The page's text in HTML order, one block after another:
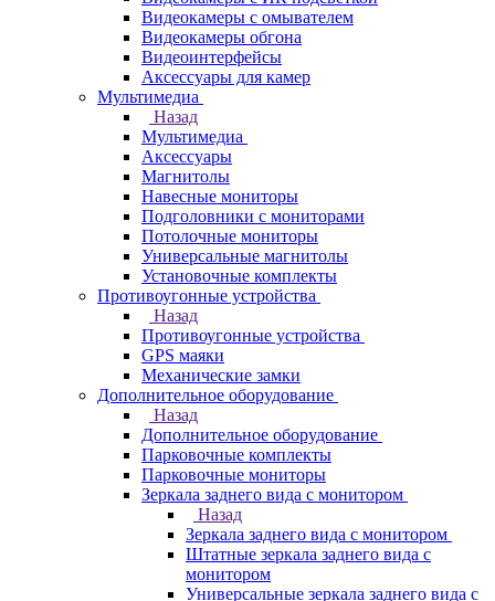
Видеокамеры с омывателем
Видеокамеры обгона
Видеоинтерфейсы
Аксессуары для камер
Мультимедиа
Назад
Мультимедиа
Аксессуары
Магнитолы
Навесные мониторы
Подголовники с мониторами
Потолочные мониторы
Универсальные магнитолы
Установочные комплекты
Противоугонные устройства
Назад
Противоугонные устройства
GPS маяки
Механические замки
Дополнительное оборудование
Назад
Дополнительное оборудование
Парковочные комплекты
Парковочные мониторы
Зеркала заднего вида с монитором
Назад
Зеркала заднего вида с монитором
Штатные зеркала заднего вида с
монитором
Универсальные зеркала заднего вида с